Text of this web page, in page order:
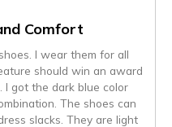
Comfort
I wear them for all
should win an award
I got the dark blue color
The shoes can
slacks. They are light